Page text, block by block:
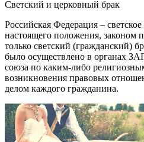
Светский и церковный брак
Российская Федерация –
настоящего положения, законом
только светский (гражданский)
было осуществлено в органах
союза по каким-либо
возникновения правовых
делом каждого гражданина.